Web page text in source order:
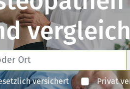
versichert
Privat